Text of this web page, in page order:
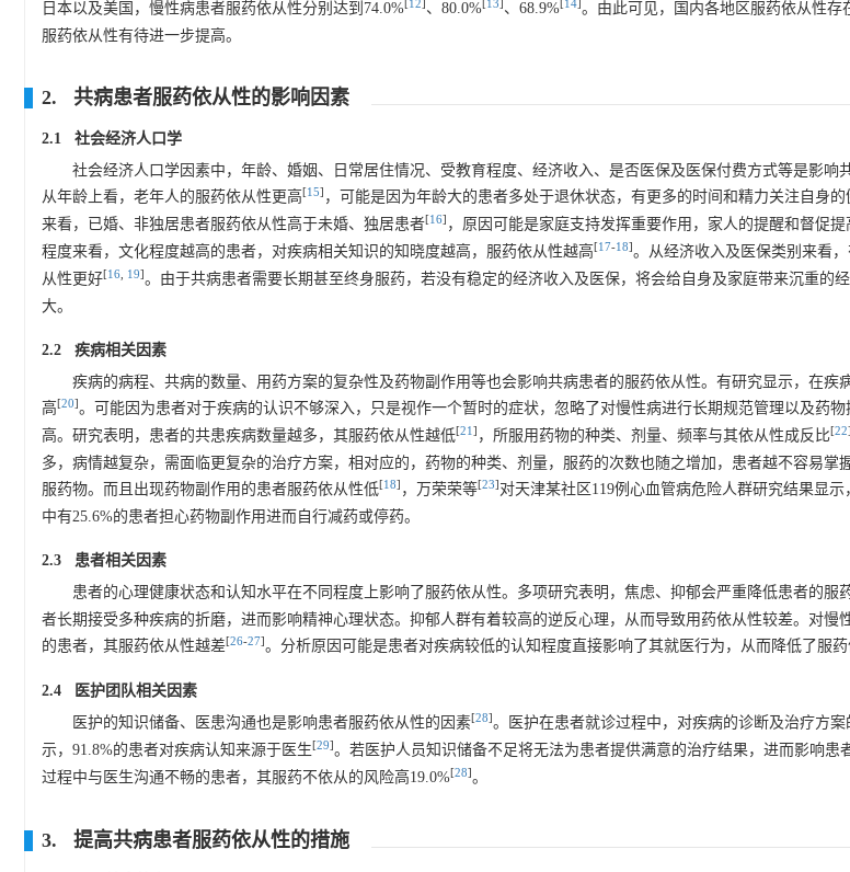
日本以及美国，慢性病患者服药依从性分别达到74.0%[12] 、80.0%[13] 、68.9%[14]。由此可见，国内各地区服药依从性
服药依从性有待进一步提高。
2. 共病患者服药依从性的影响因素
2.1 社会经济人口学
社会经济人口学因素中，年龄、婚姻、日常居住情况、受教育程度、经济收入、是否医保及医保付费方式等是影响
从年龄上看，老年人的服药依从性更高[15] ，可能是因为年龄大的患者多处于退休状态，有更多的时间和精力关注自身
来看，已婚、非独居患者服药依从性高于未婚、独居患者[16] ，原因可能是家庭支持发挥重要作用，家人的提醒和督促
程度来看，文化程度越高的患者，对疾病相关知识的知晓度越高，服药依从性越高[17-18]。从经济收入及医保类别来看
从性更好[16 19]。由于共病患者需要长期甚至终身服药，若没有稳定的经济收入及医保，将会给自身及家庭带来沉重的
大。
2.2 疾病相关因素
疾病的病程、共病的数量、用药方案的复杂性及药物副作用等也会影响共病患者的服药依从性。有研究显示，在疾
高[20]。可能因为患者对于疾病的认识不够深入，只是视作一个暂时的症状，忽略了对慢性病进行长期规范管理以及药
高。研究表明，患者的共患疾病数量越多，其服药依从性越低[21 ] ，所服用药物的种类、剂量、频率与其依从性成反比[22]
多，病情越复杂，需面临更复杂的治疗方案，相对应的，药物的种类、剂量，服药的次数也随之增加，患者越不容易掌
服药物。而且出现药物副作用的患者服药依从性低[18] ，万荣荣等[23] 对天津某社区119例心血管病危险人群研究结果显
中有25.6%的患者担心药物副作用进而自行减药或停药。
2.3 患者相关因素
患者的心理健康状态和认知水平在不同程度上影响了服药依从性。多项研究表明，焦虑、抑郁会严重降低患者的服
者长期接受多种疾病的折磨，进而影响精神心理状态。抑郁人群有着较高的逆反心理，从而导致用药依从性较差。对慢
的患者，其服药依从性越差[26-27]。分析原因可能是患者对疾病较低的认知程度直接影响了其就医行为，从而降低了服药
2.4 医护团队相关因素
医护的知识储备、医患沟通也是影响患者服药依从性的因素[28]。医护在患者就诊过程中，对疾病的诊断及治疗方
示，91.8%的患者对疾病认知来源于医生[29]。若医护人员知识储备不足将无法为患者提供满意的治疗结果，进而影响患
过程中与医生沟通不畅的患者，其服药不依从的风险高19.0%[28]。
3. 提高共病患者服药依从性的措施